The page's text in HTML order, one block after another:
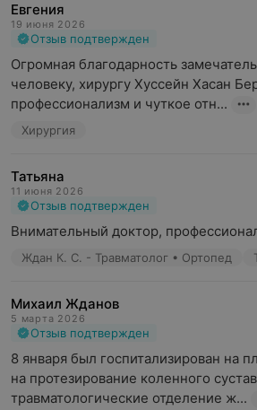
Евгения
19 июня 2026
Отзыв подтвержден
Огромная благодарность
человеку, хирургу Хуссейн Хасан
профессионализм и чуткое отн...
Хирургия
Татьяна
11 июня 2026
Отзыв подтвержден
Внимательный доктор,
Ждан К. С. - Травматолог • Ортопед
Михаил Жданов
5 марта 2026
Отзыв подтвержден
8 января был госпитализирован на
на протезирование коленного
травматологические отделение ж...